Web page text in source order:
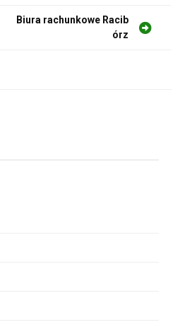
Biura rachunkowe Racib
órz